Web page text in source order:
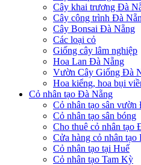
Cây khai trương Đà
Cây công trình Đà
Cây Bonsai Đà Nẵng
Các loại cỏ
Giống cây lâm nghiệp
Hoa Lan Đà Nẵng
Vườn Cây Giống Đà
Hoa kiểng, hoa bụi
Cỏ nhân tạo Đà Nẵng
Cỏ nhân tạo sân vườn
Cỏ nhân tạo sân bóng
Cho thuê cỏ nhân tạo
Cửa hàng cỏ nhân
Cỏ nhân tạo tại Huế
Cỏ nhân tạo Tam Kỳ